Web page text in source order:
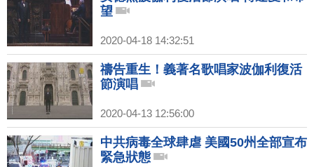
望
2020-04-18 14:32:51
禱告重生！義著名歌唱家波伽利復活
節演唱
2020-04-13 12:56:00
中共病毒全球肆虐 美國50州全部宣布
緊急狀態